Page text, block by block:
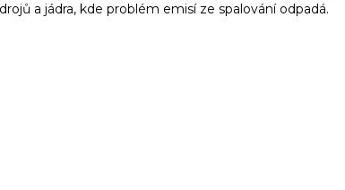
a jádra, kde problém emisí ze spalování odpadá.